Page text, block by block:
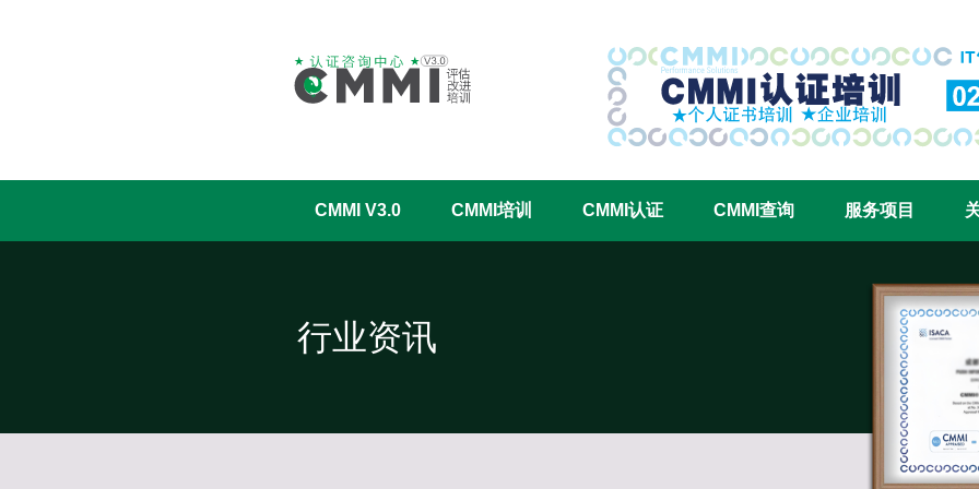
CMMI认证咨询中心官网
CMMI V3.0 CMMI培训 CMMI认证 CMMI查询 服务项目
行业资讯